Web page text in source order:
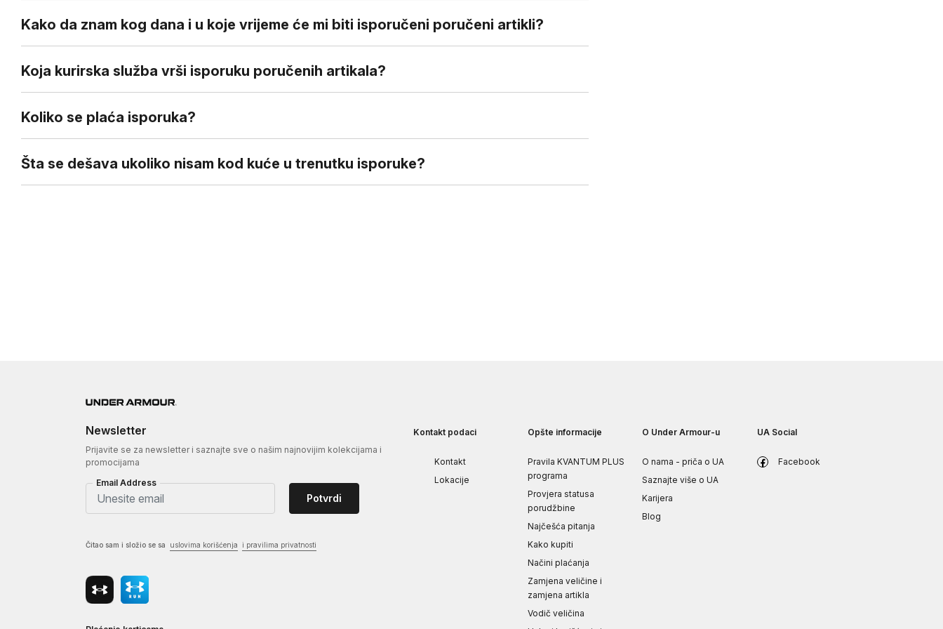
Kako da znam kog dana i u koje vrijeme će mi biti isporučeni poručeni artikli?
Koja kurirska služba vrši isporuku poručenih artikala?
Koliko se plaća isporuka?
Šta se dešava ukoliko nisam kod kuće u trenutku isporuke?
Newsletter
Prijavite se za newsletter i saznajte sve o našim najnovijim kolekcijama i
promocijama
Email Address
Potvrdi
Čitao sam i složio se sa uslovima korišćenja i pravilima privatnosti
Kontakt podaci
Kontakt
Lokacije
Opšte informacije
Pravila KVANTUM PLUS
programa
Provjera statusa
porudžbine
Najčešća pitanja
Kako kupiti
Načini plaćanja
Zamjena veličine i
zamjena artikla
Vodič veličina
O Under Armour-u
O nama - priča o UA
Saznajte više o UA
Karijera
Blog
UA Social
Facebook